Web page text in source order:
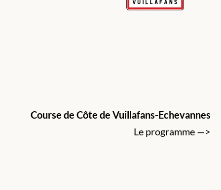
Course de Côte de Vuillafans-Echevannes
Le programme —>